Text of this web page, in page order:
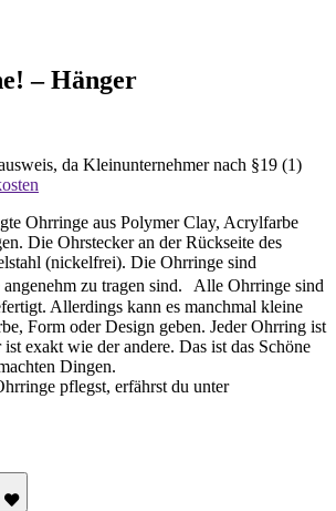
– Hänger
da Kleinunternehmer nach §19 (1)
Ohrringe aus Polymer Clay, Acrylfarbe
Die Ohrstecker an der Rückseite des
(nickelfrei). Die Ohrringe sind
angenehm zu tragen sind. Alle Ohrringe sind
Allerdings kann es manchmal kleine
Form oder Design geben. Jeder Ohrring ist
exakt wie der andere. Das ist das Schöne
Dingen.
pflegst, erfährst du unter